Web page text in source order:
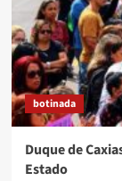
botinada
Duque de
Estado